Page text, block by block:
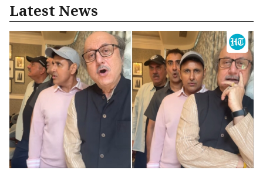
Latest News